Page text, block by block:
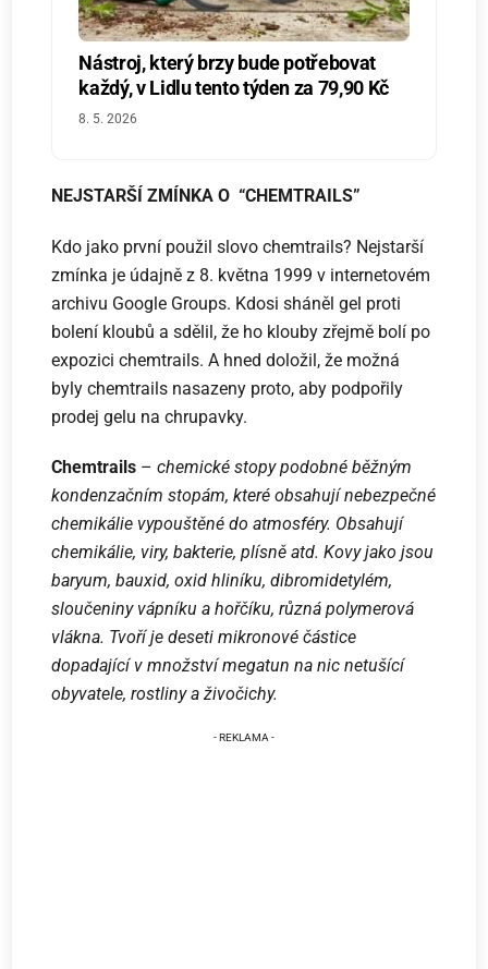
Nástroj, který brzy bude potřebovat
každý, v Lidlu tento týden za 79,90 Kč
8. 5. 2026
NEJSTARŠÍ ZMÍNKA O “CHEMTRAILS”
Kdo jako první použil slovo chemtrails? Nejstarší
zmínka je údajně z 8. května 1999 v internetovém
archivu Google Groups. Kdosi sháněl gel proti
bolení kloubů a sdělil, že ho klouby zřejmě bolí po
expozici chemtrails. A hned doložil, že možná
byly chemtrails nasazeny proto, aby podpořily
prodej gelu na chrupavky.
Chemtrails –chemické stopy podobné běžným
kondenzačním stopám, které obsahují nebezpečné
chemikálie vypouštěné do atmosféry. Obsahují
chemikálie, viry, bakterie, plísně atd. Kovy jako jsou
baryum, bauxid, oxid hliníku, dibromidetylém,
sloučeniny vápníku a hořčíku, různá polymerová
vlákna. Tvoří je deseti mikronové částice
dopadající v množství megatun na nic netušící
obyvatele, rostliny a živočichy.